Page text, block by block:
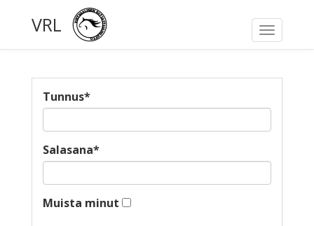
Toggle
VRL
Tunnus*
Salasana*
Muista minut